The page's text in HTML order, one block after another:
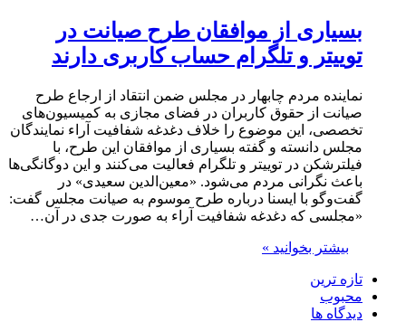
بسیاری از موافقان طرح صیانت در
توییتر و تلگرام حساب کاربری دارند
نماینده مردم چابهار در مجلس ضمن انتقاد از ارجاع طرح
صیانت از حقوق کاربران در فضای مجازی به کمیسیون‌های
تخصصی، این موضوع را خلاف دغدغه شفافیت آراء نمایندگان
مجلس دانسته و گفته بسیاری از موافقان این طرح، با
فیلترشکن در توییتر و تلگرام فعالیت می‌کنند و این دوگانگی‌ها
باعث نگرانی مردم می‌شود. «معین‌الدین سعیدی» در
گفت‌وگو با ایسنا درباره طرح موسوم به صیانت مجلس گفت:
«مجلسی که دغدغه شفافیت آراء به صورت جدی در آن…
بیشتر بخوانید »
تازه ترین
محبوب
دیدگاه ها